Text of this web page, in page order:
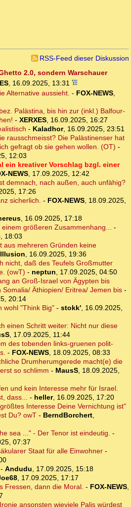
RSS-Feed dieser Diskussion
2.0, sondern Warschauer
16.09.2025, 13:31
Alternative aussieht. - FOX-NEWS,
Palästina, bis hin zur (inkl.) Balfour-
- XERXES 16.09.2025, 16:27
- Kaladhor, 16.09.2025, 23:51
rausschmeisst? Die Palästinenser hat
gefragt ob sie gehen wollen. (OT) -
12:03
ein kreativer Vorschlag bzgl. einer
NEWS 17.09.2025, 12:42
demnach, nach außen, auch unfähig?
17:26
sicherlich. - FOX-NEWS, 18.09.2025,
, 16.09.2025, 17:18
größeren Zusammenhang...
-
18:03
aus mehreren Gründen keine
Illusion
16.09.2025, 19:36
nicht, daß des Teufels Großmutter
(owT) - neptun
17.09.2025, 04:50
an Groß-Israel von Ägypten bis
Somalia/ Äthiopien/ Eritrea/ Jemen bis -
20:14
wohl "Think Big"- stokk', 16.09.2025,
einen Schritt weiter: Nicht nur diese
17.09.2025, 11:44
des tobenden links-gruenen polit-
- FOX-NEWS 18.09.2025, 08:33
Drumherumgerede macht(e) die
so schlimm - MausS 18.09.2025,
und kein Interesse mehr für Israel.
dass...
- heller, 16.09.2025, 17:20
Interesse Deine Vernichtung ist"
Du? owT - BerndBorchert
sea ..." - Der Tenor ist eindeutig. -
07:37
Staat für alle Einwohner-
- Andudu
17.09.2025, 15:18
, 17.09.2025, 17:17
Fressen, dann die Moral. - FOX-NEWS,
ansonsten wieviele Palis würdest